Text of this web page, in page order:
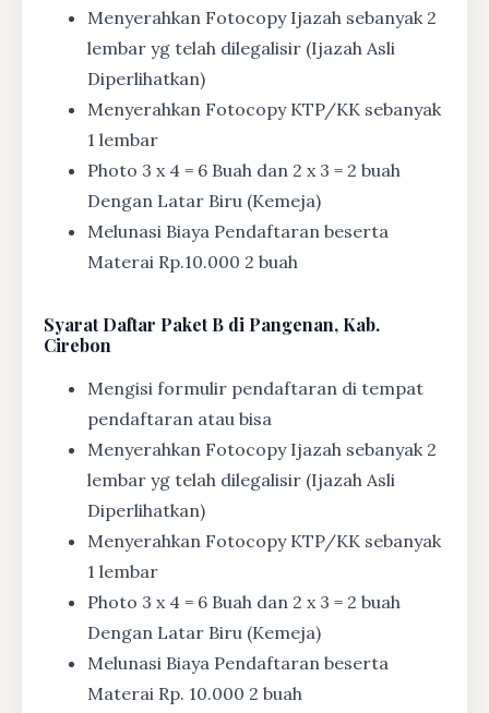
Menyerahkan Fotocopy Ijazah sebanyak 2
lembar yg telah dilegalisir (Ijazah Asli
Diperlihatkan)
Menyerahkan Fotocopy KTP/KK sebanyak
1 lembar
Photo 3 x 4 = 6 Buah dan 2 x 3 = 2 buah
Dengan Latar Biru (Kemeja)
Melunasi Biaya Pendaftaran beserta
Materai Rp.10.000 2 buah
SyaratDaftar Paket B di Pangenan, Kab.
Cirebon
Mengisi formulir pendaftaran di tempat
pendaftaran atau bisa
Menyerahkan Fotocopy Ijazah sebanyak 2
lembar yg telah dilegalisir (Ijazah Asli
Diperlihatkan)
Menyerahkan Fotocopy KTP/KK sebanyak
1 lembar
Photo 3 x 4 = 6 Buah dan 2 x 3 = 2 buah
Dengan Latar Biru (Kemeja)
Melunasi Biaya Pendaftaran beserta
Materai Rp. 10.000 2 buah